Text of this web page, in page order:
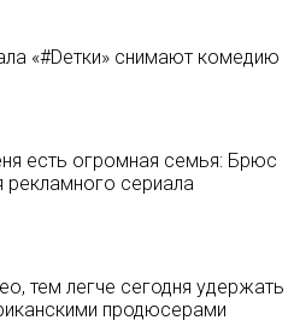
«#Dетки» снимают комедию
есть огромная семья: Брюс
рекламного сериала
тем легче сегодня удержать
продюсерами